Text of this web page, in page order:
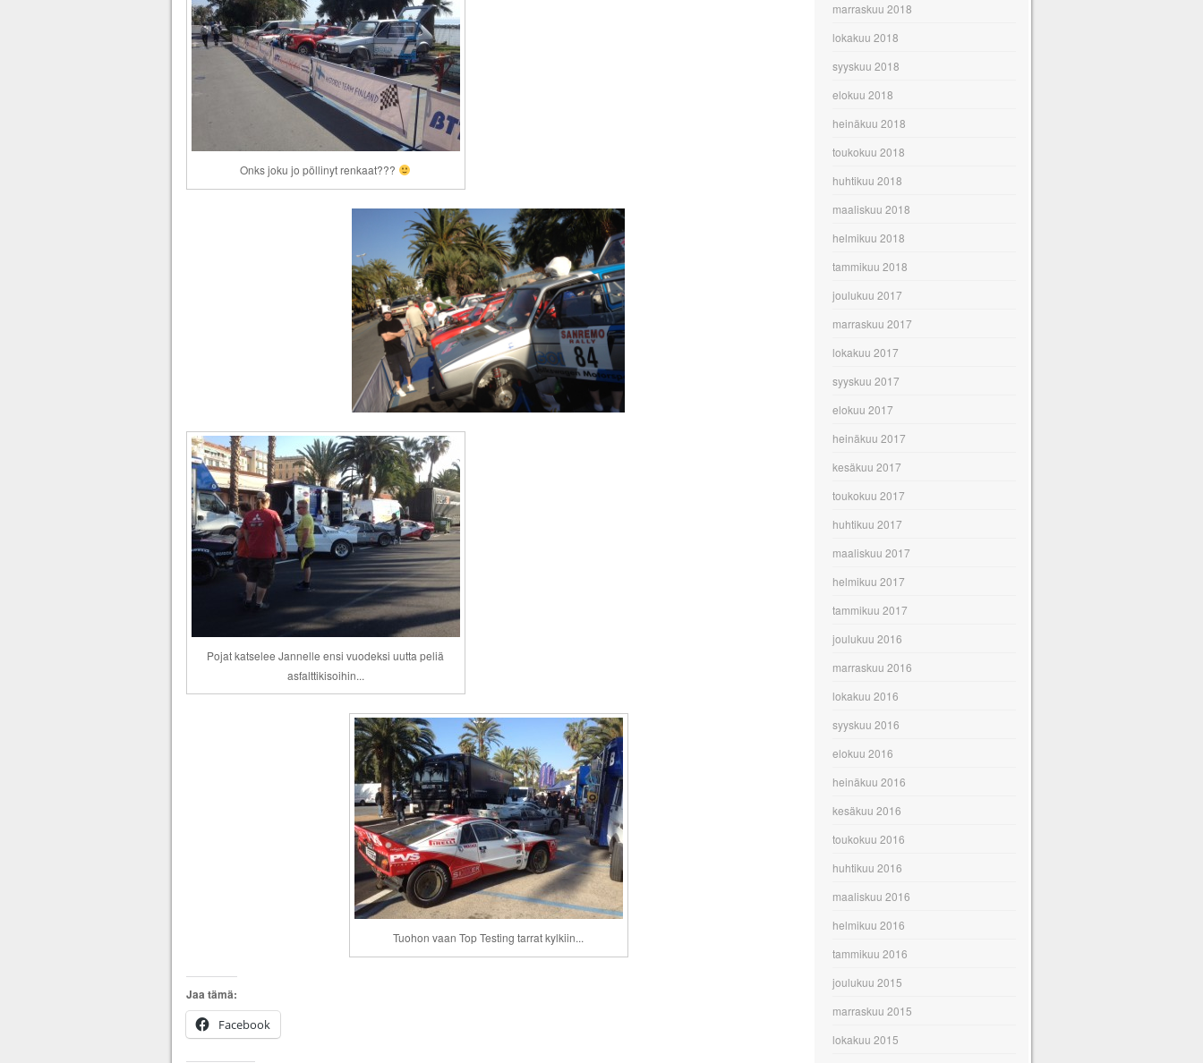
Onks joku jo pöllinyt renkaat???
Pojat katselee Jannelle ensi vuodeksi uutta peliä
asfalttikisoihin...
Tuohon vaan Top Testing tarrat kylkiin...
Jaa tämä:
Facebook
marraskuu 2018
lokakuu 2018
syyskuu 2018
elokuu 2018
heinäkuu 2018
toukokuu 2018
huhtikuu 2018
maaliskuu 2018
helmikuu 2018
tammikuu 2018
joulukuu 2017
marraskuu 2017
lokakuu 2017
syyskuu 2017
elokuu 2017
heinäkuu 2017
kesäkuu 2017
toukokuu 2017
huhtikuu 2017
maaliskuu 2017
helmikuu 2017
tammikuu 2017
joulukuu 2016
marraskuu 2016
lokakuu 2016
syyskuu 2016
elokuu 2016
heinäkuu 2016
kesäkuu 2016
toukokuu 2016
huhtikuu 2016
maaliskuu 2016
helmikuu 2016
tammikuu 2016
joulukuu 2015
marraskuu 2015
lokakuu 2015